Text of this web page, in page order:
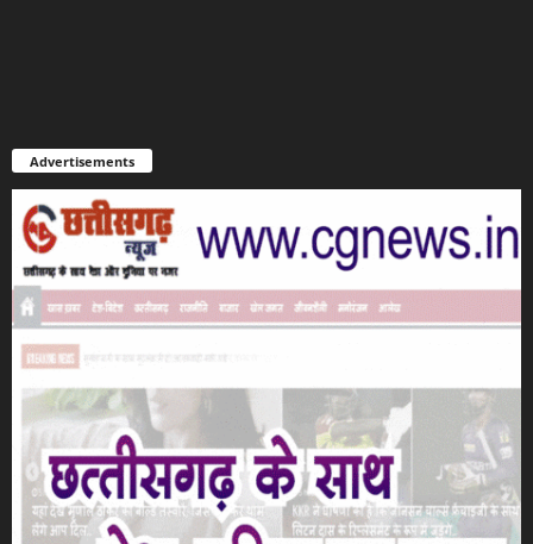
Advertisements